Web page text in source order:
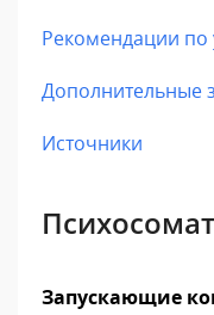
Рекомендации
Дополнительные
Источники
Запускающие